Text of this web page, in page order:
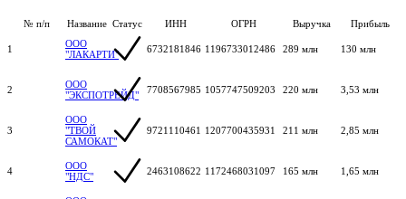
№ п/п Название Статус ИНН ОГРН Выручка Прибыль
1
ООО
"ЛАКАРТИ"
6732181846 1196733012486 289 млн 130 млн
2
ООО
"ЭКСПОТРЕЙД"
7708567985 1057747509203 220 млн 3,53 млн
3
ООО
"ТВОЙ
САМОКАТ"
9721110461 1207700435931 211 млн 2,85 млн
4
ООО
"НДС"
2463108622 1172468031097 165 млн 1,65 млн